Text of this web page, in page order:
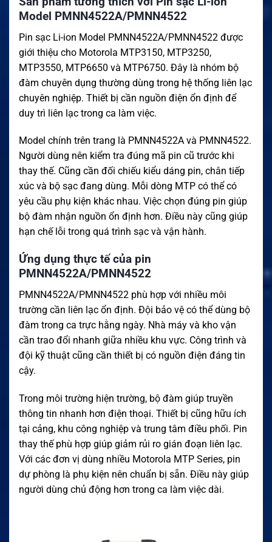
Model PMNN4522A/PMNN4522
Pin sạc Li-ion Model PMNN4522A/PMNN4522 được
giới thiệu cho Motorola MTP3150, MTP3250,
MTP3550, MTP6650 và MTP6750. Đây là nhóm bộ
đàm chuyên dụng thường dùng trong hệ thống liên lạc
chuyên nghiệp. Thiết bị cần nguồn điện ổn định để
duy trì liên lạc trong ca làm việc.
Model chính trên trang là PMNN4522A và PMNN4522.
Người dùng nên kiểm tra đúng mã pin cũ trước khi
thay thế. Cũng cần đối chiếu kiểu dáng pin, chân tiếp
xúc và bộ sạc đang dùng. Mỗi dòng MTP có thể có
yêu cầu phụ kiện khác nhau. Việc chọn đúng pin giúp
bộ đàm nhận nguồn ổn định hơn. Điều này cũng giúp
hạn chế lỗi trong quá trình sạc và vận hành.
Ứng dụng thực tế của pin
PMNN4522A/PMNN4522
PMNN4522A/PMNN4522 phù hợp với nhiều môi
trường cần liên lạc ổn định. Đội bảo vệ có thể dùng bộ
đàm trong ca trực hằng ngày. Nhà máy và kho vận
cần trao đổi nhanh giữa nhiều khu vực. Công trình và
đội kỹ thuật cũng cần thiết bị có nguồn điện đáng tin
cậy.
Trong môi trường hiện trường, bộ đàm giúp truyền
thông tin nhanh hơn điện thoại. Thiết bị cũng hữu ích
tại cảng, khu công nghiệp và trung tâm điều phối. Pin
thay thế phù hợp giúp giảm rủi ro gián đoạn liên lạc.
Với các đơn vị dùng nhiều Motorola MTP Series, pin
dự phòng là phụ kiện nên chuẩn bị sẵn. Điều này giúp
người dùng chủ động hơn trong ca làm việc dài.